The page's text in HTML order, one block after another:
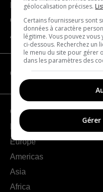
Become a partner
Contact us
About us
CATEGORIES
Geography
France
Europe
Americas
Asia
Africa
géolocalisation précises.
Certains fournisseurs sont
données à caractère
légitime. Vous pouvez
ci-dessous. Recherchez un
le menu du site pour gérer
dans les paramètres des